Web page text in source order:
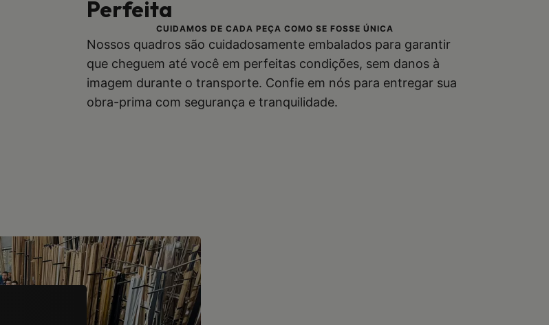
Perfeita
CUIDAMOS DE CADA PEÇA COMO SE FOSSE ÚNICA
Nossos quadros são cuidadosamente embalados para garantir
que cheguem até você em perfeitas condições, sem danos à
imagem durante o transporte. Confie em nós para entregar sua
obra-prima com segurança e tranquilidade.